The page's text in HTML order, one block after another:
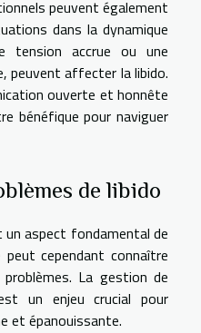
peuvent également
dans la dynamique
tension accrue ou une
peuvent affecter la libido.
ouverte et honnête
bénéfique pour naviguer
de libido
un aspect fondamental de
cependant connaître
La gestion de
un enjeu crucial pour
et épanouissante.